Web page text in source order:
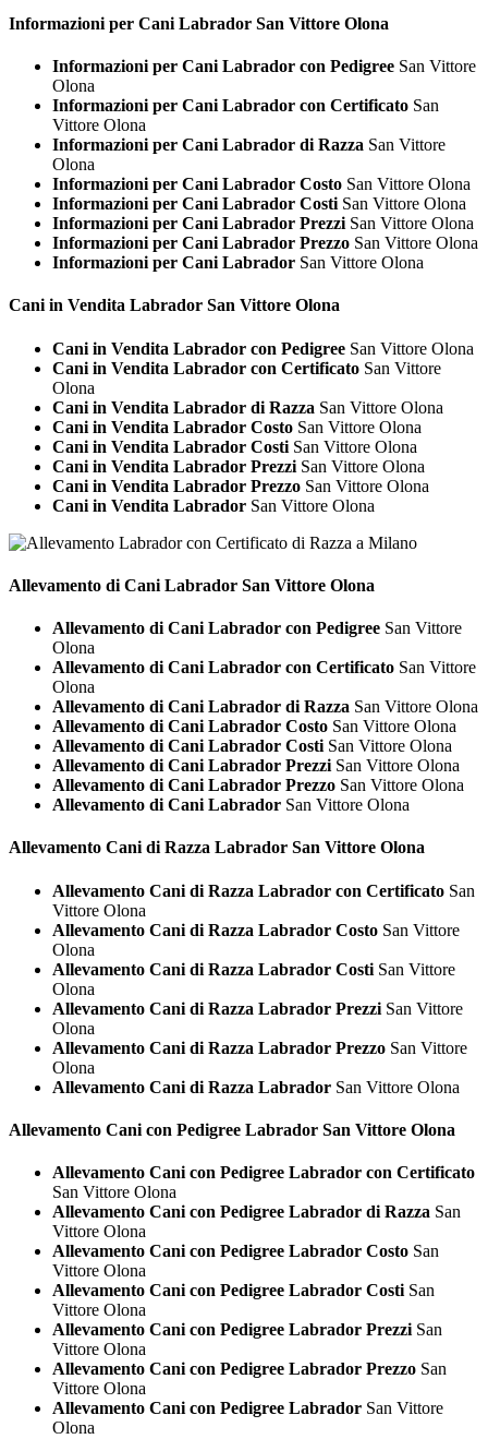
Informazioni per Cani Labrador San Vittore Olona
Informazioni per Cani Labrador con Pedigree San Vittore
Olona
Informazioni per Cani Labrador con Certificato San
Vittore Olona
Informazioni per Cani Labrador di Razza San Vittore
Olona
Informazioni per Cani Labrador Costo San Vittore Olona
Informazioni per Cani Labrador Costi San Vittore Olona
Informazioni per Cani Labrador Prezzi San Vittore Olona
Informazioni per Cani Labrador Prezzo San Vittore Olona
Informazioni per Cani Labrador San Vittore Olona
Cani in Vendita Labrador San Vittore Olona
Cani in Vendita Labrador con Pedigree San Vittore Olona
Cani in Vendita Labrador con Certificato San Vittore
Olona
Cani in Vendita Labrador di Razza San Vittore Olona
Cani in Vendita Labrador Costo San Vittore Olona
Cani in Vendita Labrador Costi San Vittore Olona
Cani in Vendita Labrador Prezzi San Vittore Olona
Cani in Vendita Labrador Prezzo San Vittore Olona
Cani in Vendita Labrador San Vittore Olona
Allevamento di Cani Labrador San Vittore Olona
Allevamento di Cani Labrador con Pedigree San Vittore
Olona
Allevamento di Cani Labrador con Certificato San Vittore
Olona
Allevamento di Cani Labrador di Razza San Vittore Olona
Allevamento di Cani Labrador Costo San Vittore Olona
Allevamento di Cani Labrador Costi San Vittore Olona
Allevamento di Cani Labrador Prezzi San Vittore Olona
Allevamento di Cani Labrador Prezzo San Vittore Olona
Allevamento di Cani Labrador San Vittore Olona
Allevamento Cani di Razza Labrador San Vittore Olona
Allevamento Cani di Razza Labrador con Certificato San
Vittore Olona
Allevamento Cani di Razza Labrador Costo San Vittore
Olona
Allevamento Cani di Razza Labrador Costi San Vittore
Olona
Allevamento Cani di Razza Labrador Prezzi San Vittore
Olona
Allevamento Cani di Razza Labrador Prezzo San Vittore
Olona
Allevamento Cani di Razza Labrador San Vittore Olona
Allevamento Cani con Pedigree Labrador San Vittore Olona
Allevamento Cani con Pedigree Labrador con Certificato
San Vittore Olona
Allevamento Cani con Pedigree Labrador di Razza San
Vittore Olona
Allevamento Cani con Pedigree Labrador Costo San
Vittore Olona
Allevamento Cani con Pedigree Labrador Costi San
Vittore Olona
Allevamento Cani con Pedigree Labrador Prezzi San
Vittore Olona
Allevamento Cani con Pedigree Labrador Prezzo San
Vittore Olona
Allevamento Cani con Pedigree Labrador San Vittore
Olona